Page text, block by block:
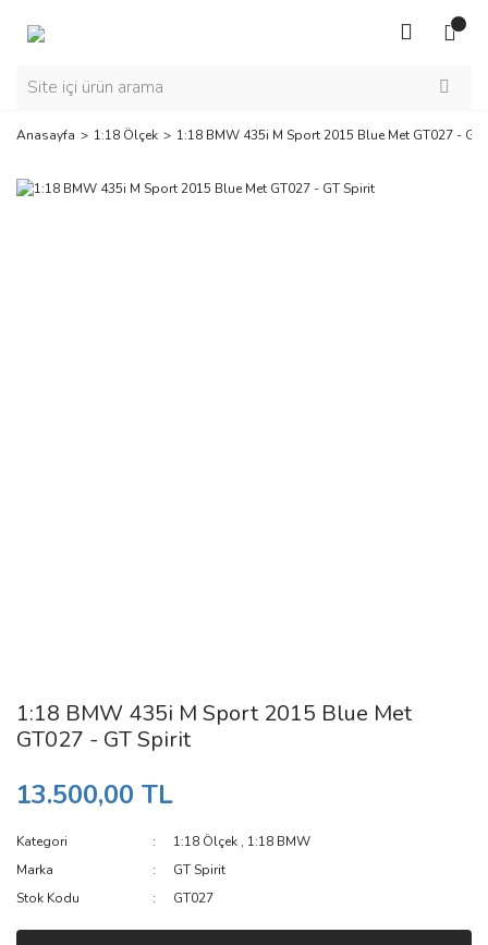
Anasayfa 1:18 Ölçek 1:18 BMW 435i M Sport 2015 Blue Met GT027 - GT
1:18 BMW 435i M Sport 2015 Blue Met
GT027 - GT Spirit
13.500,00 TL
Kategori 1:18 Ölçek , 1:18 BMW
Marka
GT Spirit
Stok Kodu
GT027